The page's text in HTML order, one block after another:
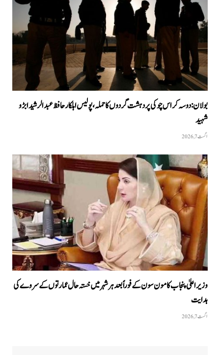
بولان: دوسہ کراس چوکی پر دہشت گردوں کا حملہ، پولیس اہلکار حافظ عبدالرشید ابڑو
شہید
اگست 7, 2026
وزیراعلیٰ پنجاب کا مون سون کے فوراً بعد ہر شہر میں خستہ حال عمارتوں کے سروے کی
ہدایت
اگست 7, 2026